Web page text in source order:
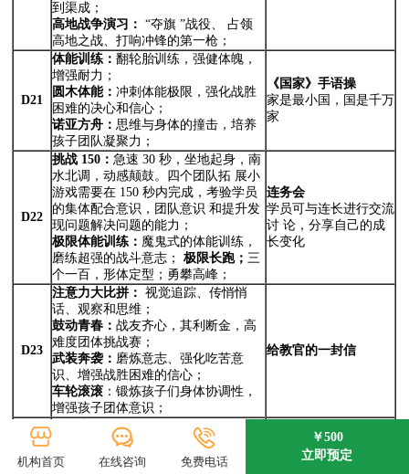
到渠成；
高地战争演习： “夺旗 ”战役、 占领
高地之战、打响冲锋的第一枪；
D21
体能训练：翻轮胎训练，强健体魄，
增强耐力；
圆木体能：冲刺体能极限，强化战胜
困难的决心和信心；
诺亚方舟：思维与身体的撞击，培养
孩子团队凝聚力；
《国家》手语操
家是最小国，国是千万
家
D22
挑战 150：急速 30 秒，坐地起身，南
水北调，动感颠鼓。四个团队拓 展小
游戏需要在 150 秒内完成，考验学员
的集体配合意识，团队意识 和提升发
现问题解决问题的能力；
极限体能训练： 魔鬼式的体能训练，
磨练超强的战斗意志；极限长跑；三
个一百，形体定型；勇攀高峰；
连务会
学员可与连长进行交流
讨 论，分享自己的成
长变化
D23
注意力大比拼： 视觉追踪、传悄悄
话、观察和思维；
鼓动青春：战友齐心，其利断金，高
难度团体挑战赛；
武装奔袭： 磨炼意志、强化吃苦意
识、增强战胜困难的信心；
车轮滚滚 ：锻炼孩子们身体协调性，
增强孩子团体意识；
给教官的一封信
防身术操练：提高防范意识，增强身
蔬菜灌溉：取水灌溉，培养学员耐心
评定过去，展望未来
机构首页 在线咨询 免费电话
￥500
立即预定